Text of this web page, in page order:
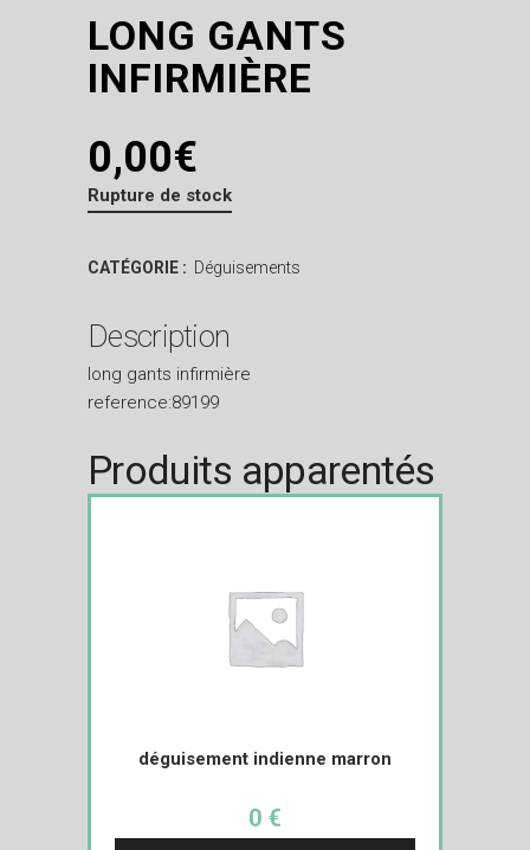
LONG GANTS
INFIRMIÈRE
0,00€
Rupture de stock
CATÉGORIE : Déguisements
Description
long gants infirmière
reference:89199
Produits apparentés
déguisement indienne marron
0 €